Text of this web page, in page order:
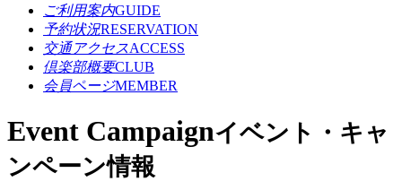
ご利用案内GUIDE
予約状況RESERVATION
交通アクセスACCESS
倶楽部概要CLUB
会員ページMEMBER
Event Campaignイベント・キャ
ンペーン情報